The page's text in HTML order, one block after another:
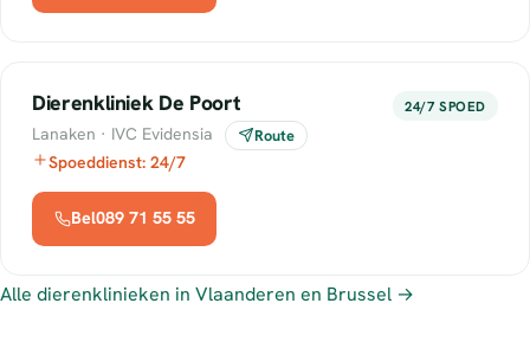
Dierenkliniek De Poort 24/7 SPOED
Lanaken · IVC Evidensia Route
Spoeddienst: 24/7
Bel089 71 55 55
Alle dierenklinieken in Vlaanderen en Brussel →